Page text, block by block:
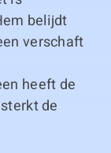
belijdt
verschaft
heeft de
de